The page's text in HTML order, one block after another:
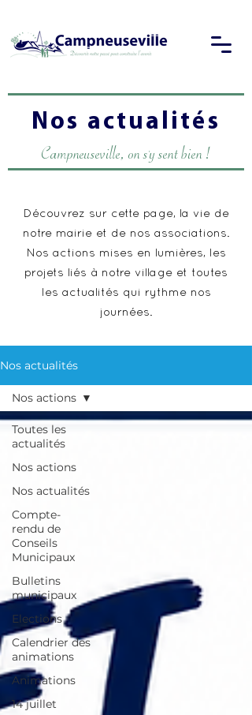
Nos actualités
Campneuseville, on s'y sent bien !
Découvrez sur cette page, la vie de
notre mairie et de nos associations.
Nos actions mises en lumières, les
projets liés à notre village et toutes
les actualités qui rythme nos
journées.
Nos actualités
Toutes les
actualités
Nos actions
Nos actualités
Compte-
rendu de
Conseils
Municipaux
Bulletins
municipaux
Elections
Calendrier des
animations
Animations
14 juillet
Nos actions